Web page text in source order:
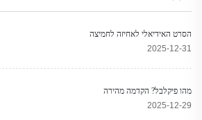
הסרט האידיאלי לאחיזה לחמיצה
2025-12-31
מהו פיקלבל? הקדמה מהירה
2025-12-29